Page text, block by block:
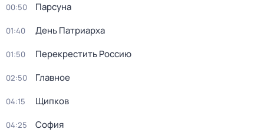
00:50 Парсуна
01:40 День Патриарха
01:50 Перекреcтить Росcию
02:50 Главное
04:15 Щипков
04:25 София